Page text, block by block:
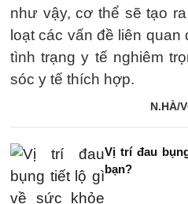
như vậy, cơ thể sẽ tạo
loạt các vấn đề liên
tình trạng y tế nghiêm
sóc y tế thích hợp.
N.HÀ/
Vị trí đau
bạn?